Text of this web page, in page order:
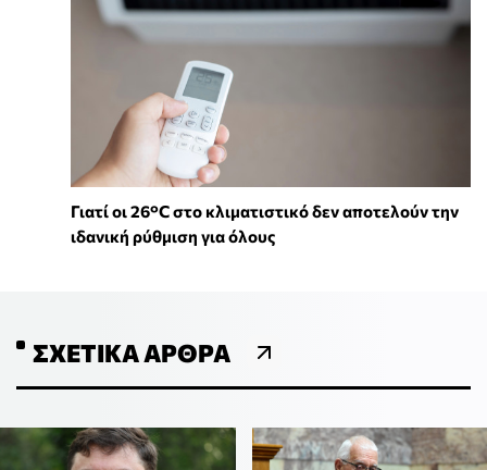
Γιατί οι 26°C στο κλιματιστικό δεν αποτελούν την
ιδανική ρύθμιση για όλους
ΣΧΕΤΙΚΆ ΆΡΘΡΑ